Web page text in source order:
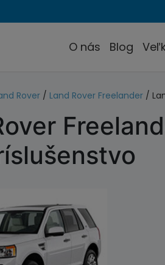
O nás Blog
Rover / Land Rover Freelander /